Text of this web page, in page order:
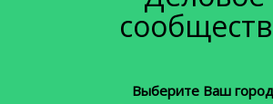
Выберите Ваш